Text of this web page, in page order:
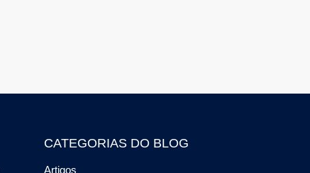
CATEGORIAS DO BLOG
Artigos